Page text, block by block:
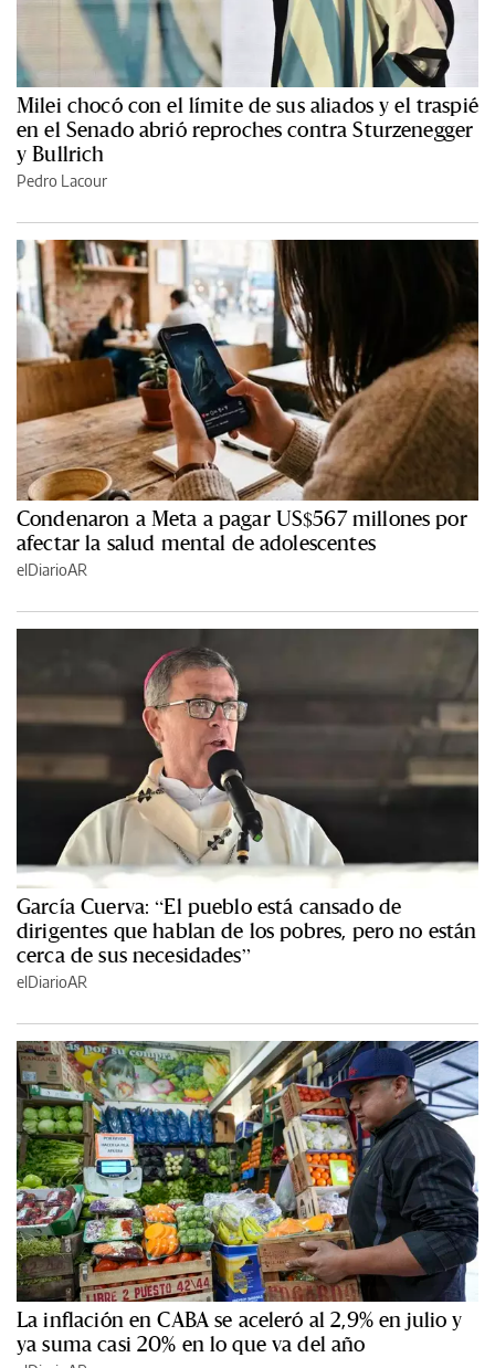
Milei chocó con el límite de sus aliados y el traspié
en el Senado abrió reproches contra Sturzenegger
y Bullrich
Pedro Lacour
Condenaron a Meta a pagar US$567 millones por
afectar la salud mental de adolescentes
elDiarioAR
García Cuerva: “El pueblo está cansado de
dirigentes que hablan de los pobres, pero no están
cerca de sus necesidades”
elDiarioAR
La inflación en CABA se aceleró al 2,9% en julio y
ya suma casi 20% en lo que va del año